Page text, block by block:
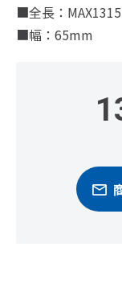
■全長：
■幅：65mm